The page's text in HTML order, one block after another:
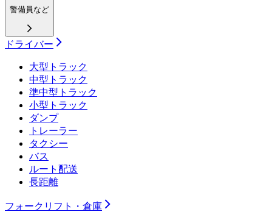
警備員など
ドライバー
大型トラック
中型トラック
準中型トラック
小型トラック
ダンプ
トレーラー
タクシー
バス
ルート配送
長距離
フォークリフト・倉庫